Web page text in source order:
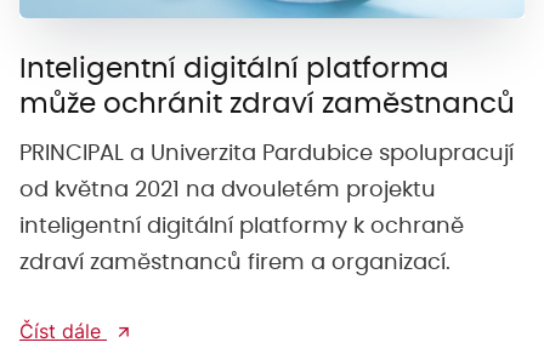
Inteligentní digitální platforma
může ochránit zdraví zaměstnanců
PRINCIPAL a Univerzita Pardubice spolupracují
od května 2021 na dvouletém projektu
inteligentní digitální platformy k ochraně
zdraví zaměstnanců firem a organizací.
Číst dále